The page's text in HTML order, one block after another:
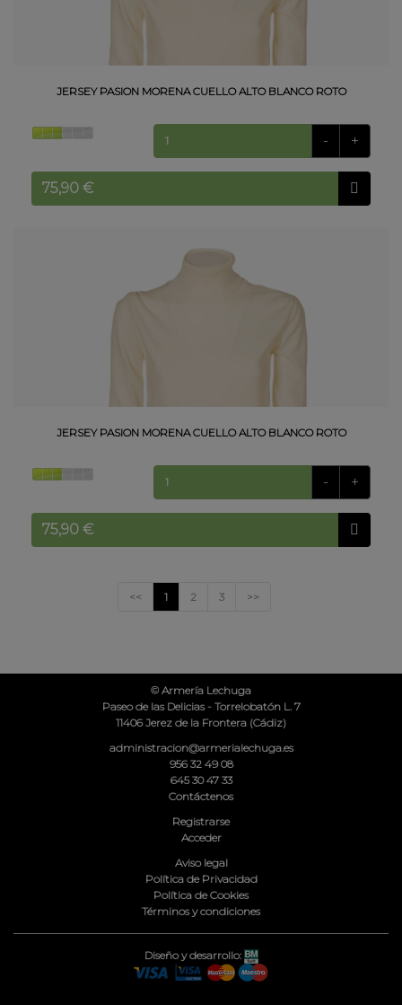
JERSEY PASION MORENA CUELLO ALTO BLANCO ROTO
- +
JERSEY PASION MORENA CUELLO ALTO BLANCO ROTO
- +
<< 1 2 3 >>
© Armería Lechuga
Paseo de las Delicias - Torrelobatón L. 7
11406 Jerez de la Frontera (Cádiz)
administracion@armerialechuga.es
956 32 49 08
645 30 47 33
Contáctenos
Registrarse
Acceder
Aviso legal
Política de Privacidad
Política de Cookies
Términos y condiciones
Diseño y desarrollo: